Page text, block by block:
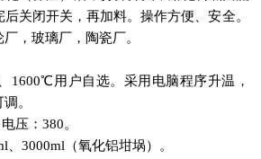
关闭开关，再加料。操作方便、安全。
，玻璃厂，陶瓷厂。
1600℃用户自选。 采用电脑程序升温，
。
压：380。
、3000ml（氧化铝坩埚）。